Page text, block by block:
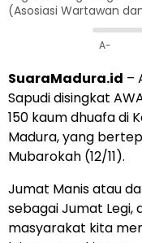
(Asosiasi Wartawan
A-
SuaraMadura.id –
Sapudi disingkat
150 kaum dhuafa di
Madura, yang
Mubarokah (12/11).
Jumat Manis atau
sebagai Jumat
masyarakat kita